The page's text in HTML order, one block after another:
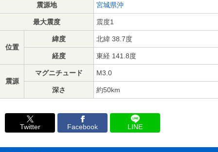
震源地 宮城県沖
最大震度 震度1
位置
緯度 北緯 38.7度
経度 東経 141.8度
震源
マグニチュード M3.0
深さ 約50km
Twitter Facebook LINE